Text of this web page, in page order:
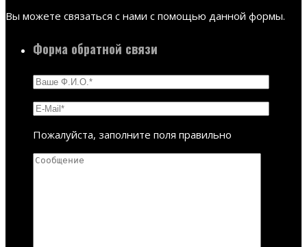
Вы можете связаться с нами с помощью данной формы.
Форма обратной связи
Пожалуйста, заполните поля правильно